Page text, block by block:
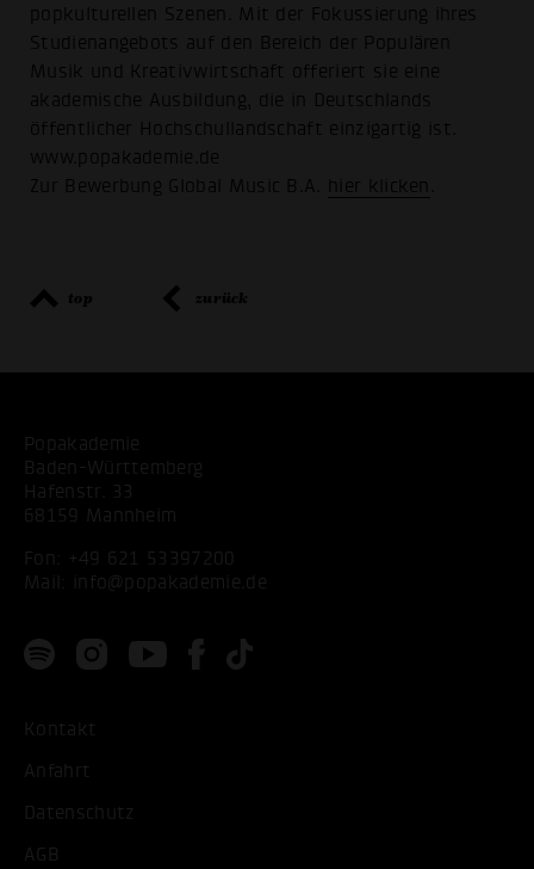
popkulturellen Szenen. Mit der Fokussierung ihres
Studienangebots auf den Bereich der Populären
Musik und Kreativwirtschaft offeriert sie eine
akademische Ausbildung, die in Deutschlands
öffentlicher Hochschullandschaft einzigartig ist.
www.popakademie.de
Zur Bewerbung Global Music B.A.
hier klicken
top zurück
Popakademie
Baden-Württemberg
Hafenstr. 33
68159 Mannheim
Fon:
+49 621 53397200
Mail:
info@popakademie.de
Kontakt
Anfahrt
Datenschutz
AGB